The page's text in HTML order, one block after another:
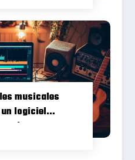
musicales
un logiciel
instru pro